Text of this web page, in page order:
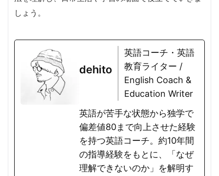
しょう。
dehito
英語コーチ・英語
教育ライター /
English Coach &
Education Writer
英語が苦手な状態から独学で
偏差値80まで向上させた経験
を持つ英語コーチ。約10年間
の指導経験をもとに、「なぜ
理解できないのか」を解明す